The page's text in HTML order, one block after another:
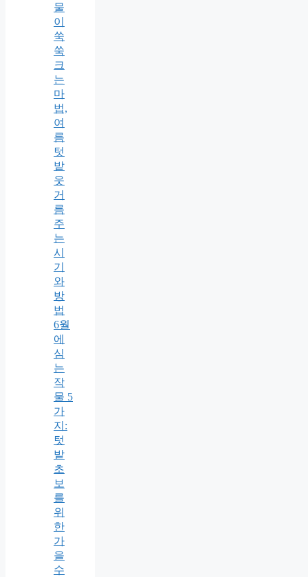
물
이
쑥
쑥
크
는
마
법,
여
름
텃
밭
웃
거
름
주
는
시
기
와
방
법
6월
에
심
는
작
물 5
가
지:
텃
밭
초
보
를
위
한
가
을
수